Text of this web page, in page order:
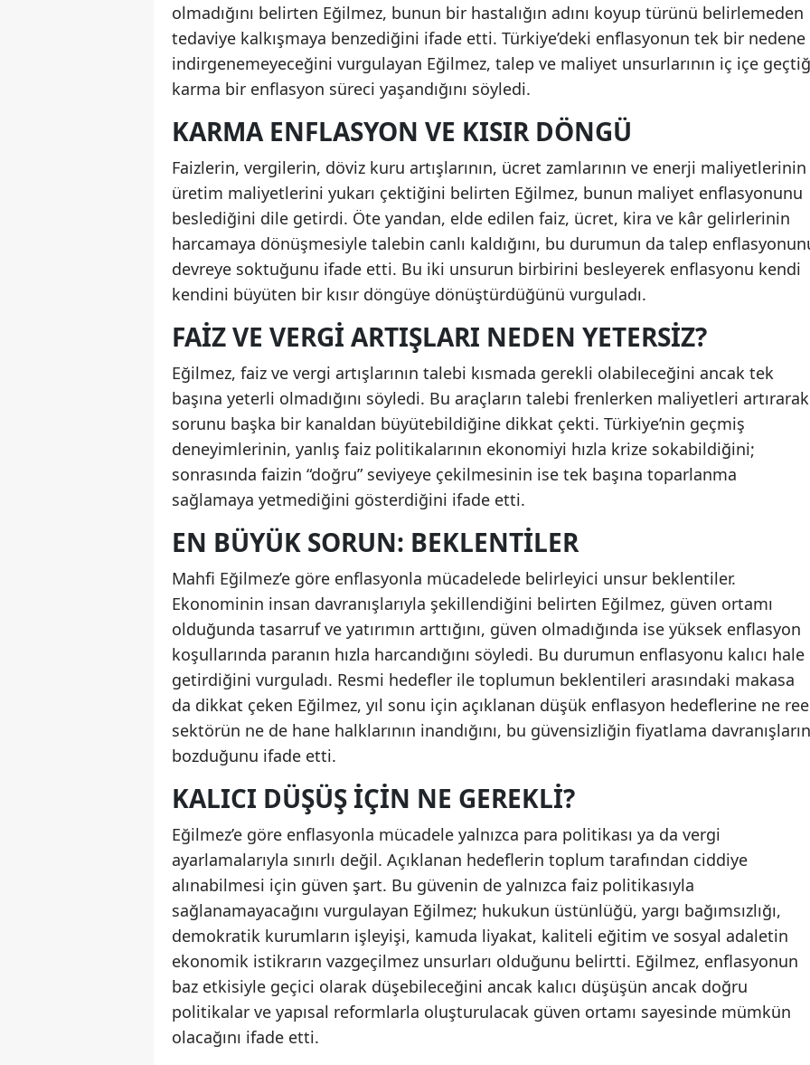
olmadığını belirten Eğilmez, bunun bir hastalığın adını koyup türünü belirlemeden
tedaviye kalkışmaya benzediğini ifade etti. Türkiye’deki enflasyonun tek bir nedene
indirgenemeyeceğini vurgulayan Eğilmez, talep ve maliyet unsurlarının iç içe
karma bir enflasyon süreci yaşandığını söyledi.
KARMA ENFLASYON VE KISIR DÖNGÜ
Faizlerin, vergilerin, döviz kuru artışlarının, ücret zamlarının ve enerji maliyetlerinin
üretim maliyetlerini yukarı çektiğini belirten Eğilmez, bunun maliyet enflasyonunu
beslediğini dile getirdi. Öte yandan, elde edilen faiz, ücret, kira ve kâr gelirlerinin
harcamaya dönüşmesiyle talebin canlı kaldığını, bu durumun da talep
devreye soktuğunu ifade etti. Bu iki unsurun birbirini besleyerek enflasyonu kendi
kendini büyüten bir kısır döngüye dönüştürdüğünü vurguladı.
FAIZ VE VERGI ARTIŞLARI NEDEN YETERSIZ?
Eğilmez, faiz ve vergi artışlarının talebi kısmada gerekli olabileceğini ancak tek
başına yeterli olmadığını söyledi. Bu araçların talebi frenlerken maliyetleri artırarak
sorunu başka bir kanaldan büyütebildiğine dikkat çekti. Türkiye’nin geçmiş
deneyimlerinin, yanlış faiz politikalarının ekonomiyi hızla krize sokabildiğini;
sonrasında faizin “doğru” seviyeye çekilmesinin ise tek başına toparlanma
sağlamaya yetmediğini gösterdiğini ifade etti.
EN BÜYÜK SORUN: BEKLENTILER
Mahfi Eğilmez’e göre enflasyonla mücadelede belirleyici unsur beklentiler.
Ekonominin insan davranışlarıyla şekillendiğini belirten Eğilmez, güven ortamı
olduğunda tasarruf ve yatırımın arttığını, güven olmadığında ise yüksek enflasyon
koşullarında paranın hızla harcandığını söyledi. Bu durumun enflasyonu kalıcı hale
getirdiğini vurguladı. Resmi hedefler ile toplumun beklentileri arasındaki makasa
da dikkat çeken Eğilmez, yıl sonu için açıklanan düşük enflasyon hedeflerine ne
sektörün ne de hane halklarının inandığını, bu güvensizliğin fiyatlama
bozduğunu ifade etti.
KALICI DÜŞÜŞ İÇIN NE GEREKLI?
Eğilmez’e göre enflasyonla mücadele yalnızca para politikası ya da vergi
ayarlamalarıyla sınırlı değil. Açıklanan hedeflerin toplum tarafından ciddiye
alınabilmesi için güven şart. Bu güvenin de yalnızca faiz politikasıyla
sağlanamayacağını vurgulayan Eğilmez; hukukun üstünlüğü, yargı bağımsızlığı,
demokratik kurumların işleyişi, kamuda liyakat, kaliteli eğitim ve sosyal adaletin
ekonomik istikrarın vazgeçilmez unsurları olduğunu belirtti. Eğilmez, enflasyonun
baz etkisiyle geçici olarak düşebileceğini ancak kalıcı düşüşün ancak doğru
politikalar ve yapısal reformlarla oluşturulacak güven ortamı sayesinde mümkün
olacağını ifade etti.